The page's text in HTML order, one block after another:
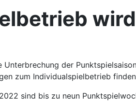
wird
der
zum Individualspielbetrieb
sind bis zu neun